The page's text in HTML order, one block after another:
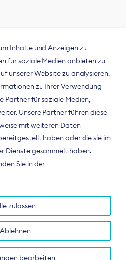
und
vertritt als
Interessen der
Ebene.
Inhalte und Anzeigen zu
für soziale Medien anbieten zu
unserer Website zu analysieren.
zu Ihrer Verwendung
Partner für soziale Medien,
Unsere Partner führen diese
mit weiteren Daten
haben oder die sie im
Dienste gesammelt haben.
Sie in der
bearbeiten
Ablehnen
zulassen